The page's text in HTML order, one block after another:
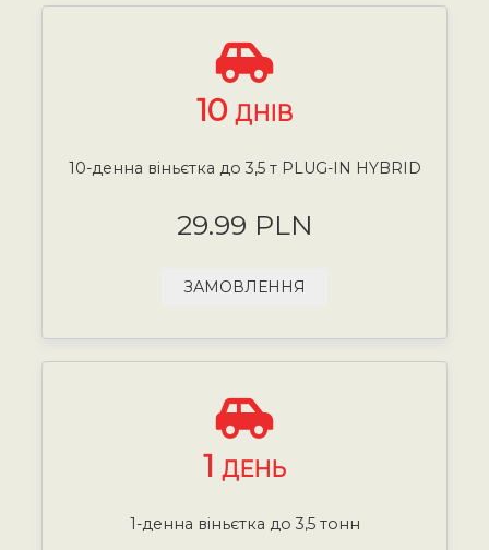
10 ДНІВ
10-денна віньєтка до 3,5 т PLUG-IN HYBRID
29.99 PLN
ЗАМОВЛЕННЯ
1 ДЕНЬ
1-денна віньєтка до 3,5 тонн